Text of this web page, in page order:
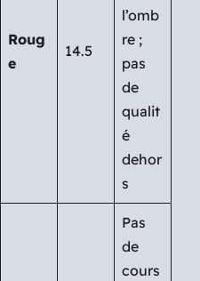
Roug
e
14.5
l’omb
re ;
pas
de
qualit
é
dehor
s
Pas
de
cours